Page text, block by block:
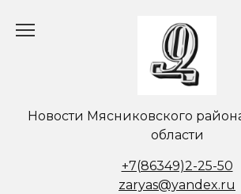
Новости Мясниковского
области
+7(86349)2-25-50
zaryas@yandex.ru